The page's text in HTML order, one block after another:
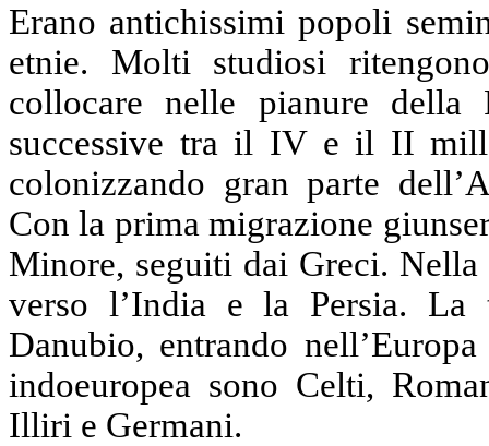
Erano antichissimi popoli
etnie. Molti studiosi
collocare nelle pianure
successive tra il IV e il II
colonizzando gran parte
Con la prima migrazione
Minore, seguiti dai Greci.
verso l’India e la Persia.
Danubio, entrando
indoeuropea sono Celti,
Illiri e Germani.